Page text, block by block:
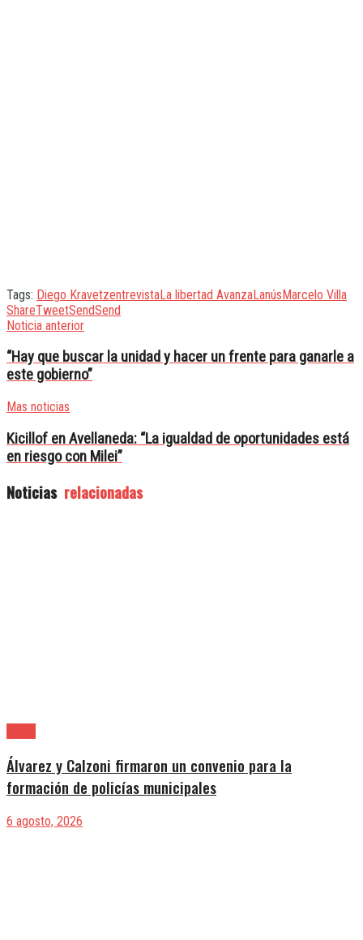
Tags: Diego KravetzentrevistaLa libertad AvanzaLanúsMarcelo Villa
ShareTweetSendSend
Noticia anterior
“Hay que buscar la unidad y hacer un frente para ganarle a
este gobierno”
Mas noticias
Kicillof en Avellaneda: “La igualdad de oportunidades está
en riesgo con Milei”
Noticias relacionadas
Álvarez y Calzoni firmaron un convenio para la
formación de policías municipales
6 agosto, 2026